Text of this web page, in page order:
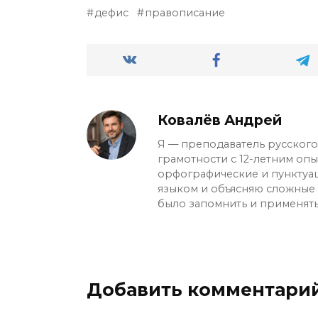
корня «всюду», не имеют
дефис правописание
Ковалёв Андрей
Я — преподаватель
грамотности с 12-летним
орфографические и
языком и объясняю сложные
было запомнить и
Добавить